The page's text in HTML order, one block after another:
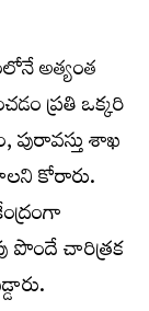
అత్యంత
ప్రతి ఒక్కరి
పురావస్తు శాఖ
కోరారు.
పొందే చారిత్రక